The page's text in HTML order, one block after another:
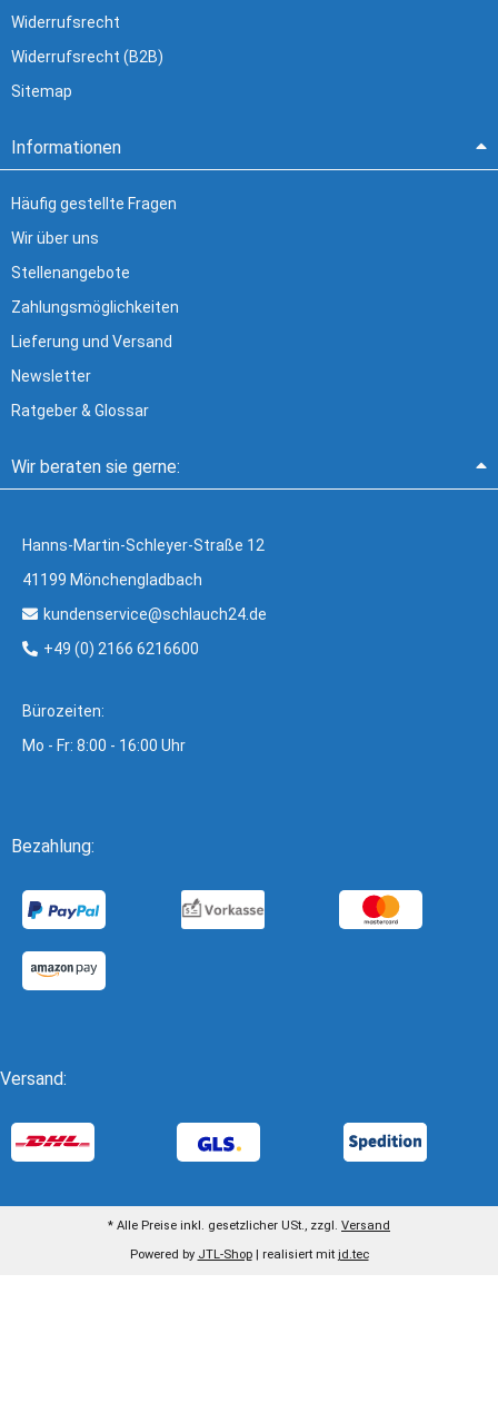
Widerrufsrecht
Widerrufsrecht (B2B)
Sitemap
Informationen
Häufig gestellte Fragen
Wir über uns
Stellenangebote
Zahlungsmöglichkeiten
Lieferung und Versand
Newsletter
Ratgeber & Glossar
Wir beraten sie gerne:
Hanns-Martin-Schleyer-Straße 12
41199 Mönchengladbach
kundenservice@schlauch24.de
+49 (0) 2166 6216600
Bürozeiten:
Mo - Fr: 8:00 - 16:00 Uhr
Bezahlung:
Versand:
* Alle Preise inkl. gesetzlicher USt., zzgl. Versand
Powered by JTL-Shop | realisiert mit jd.tec